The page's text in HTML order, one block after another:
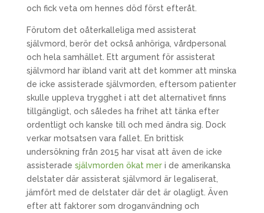
och fick veta om hennes död först efteråt.
Förutom det oåterkalleliga med assisterat
självmord, berör det också anhöriga, vårdpersonal
och hela samhället. Ett argument för assisterat
självmord har ibland varit att det kommer att minska
de icke assisterade självmorden, eftersom patienter
skulle uppleva trygghet i att det alternativet finns
tillgängligt, och således ha frihet att tänka efter
ordentligt och kanske till och med ändra sig. Dock
verkar motsatsen vara fallet. En brittisk
undersökning från 2015 har visat att även de icke
assisterade självmorden ökat meri de amerikanska
delstater där assisterat självmord är legaliserat,
jämfört med de delstater där det är olagligt. Även
efter att faktorer som droganvändning och